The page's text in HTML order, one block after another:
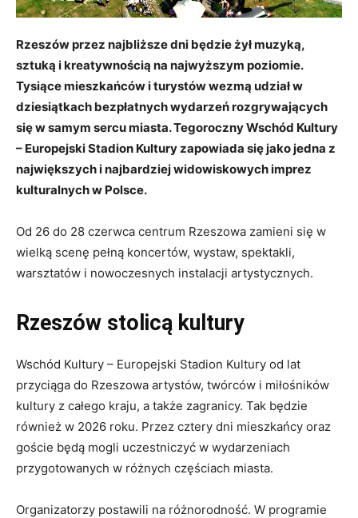
Rzeszów przez najbliższe dni będzie żył muzyką,
sztuką i kreatywnością na najwyższym poziomie.
Tysiące mieszkańców i turystów wezmą udział w
dziesiątkach bezpłatnych wydarzeń rozgrywających
się w samym sercu miasta. Tegoroczny Wschód Kultury
– Europejski Stadion Kultury zapowiada się jako jedna z
największych i najbardziej widowiskowych imprez
kulturalnych w Polsce.
Od 26 do 28 czerwca centrum Rzeszowa zamieni się w
wielką scenę pełną koncertów, wystaw, spektakli,
warsztatów i nowoczesnych instalacji artystycznych.
Rzeszów stolicą kultury
Wschód Kultury – Europejski Stadion Kultury od lat
przyciąga do Rzeszowa artystów, twórców i miłośników
kultury z całego kraju, a także zagranicy. Tak będzie
również w 2026 roku. Przez cztery dni mieszkańcy oraz
goście będą mogli uczestniczyć w wydarzeniach
przygotowanych w różnych częściach miasta.
Organizatorzy postawili na różnorodność. W programie